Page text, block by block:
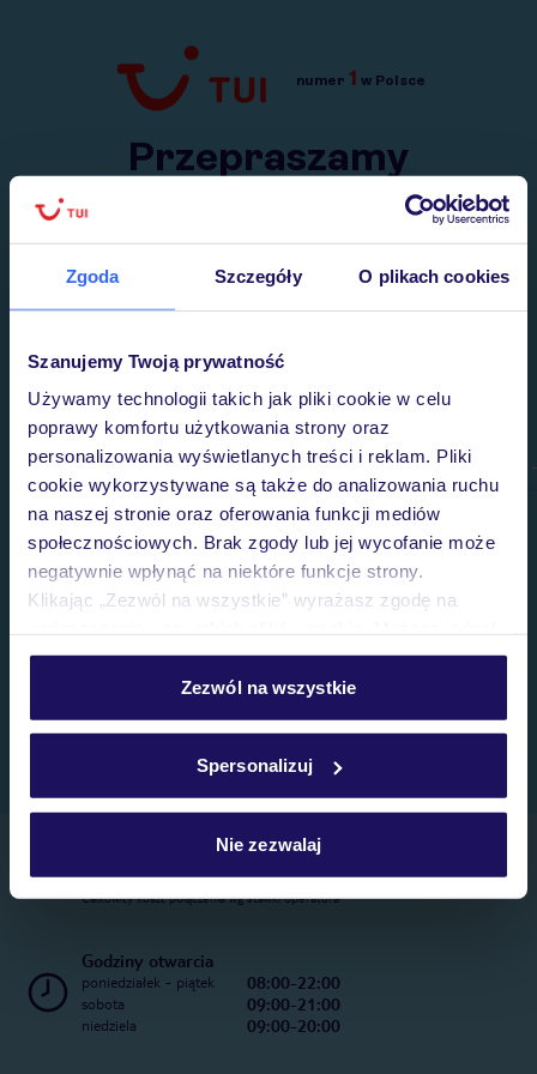
Zgoda Szczegóły O plikach cookies
Szanujemy Twoją prywatność
Używamy technologii takich jak pliki cookie w celu
poprawy komfortu użytkowania strony oraz
personalizowania wyświetlanych treści i reklam. Pliki
cookie wykorzystywane są także do analizowania ruchu
na naszej stronie oraz oferowania funkcji mediów
społecznościowych. Brak zgody lub jej wycofanie może
negatywnie wpłynąć na niektóre funkcje strony.
Klikając „Zezwól na wszystkie” wyrażasz zgodę na
personalizować swój wybór wchodząc w zakładkę
Szczegółowe informacje o plikach cookie znajdziesz
Zezwól na wszystkie
Spersonalizuj
Nie zezwalaj
Przejdź do TUI.pl
numer 1 w Polsce
Przepraszamy
Wysłaliśmy nasz serwis na krótkie wakacje.
Telefoniczne Centrum Rezerwacji
22 270 31 20
Całkowity koszt połączenia wg stawki operatora
Godziny otwarcia
poniedziałek - piątek 08:00-22:00
sobota 09:00-21:00
niedziela 09:00-20:00